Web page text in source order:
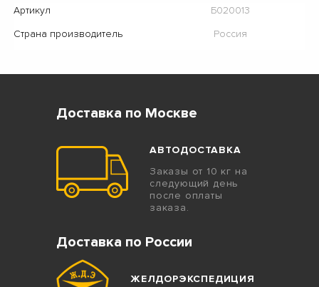
Артикул
Б020013
Страна производитель
Россия
Доставка по Москве
АВТОДОСТАВКА
Заказы от 10 кг на
следующий день
после оплаты
заказа.
Доставка по России
ЖЕЛДОРЭКСПЕДИЦИЯ